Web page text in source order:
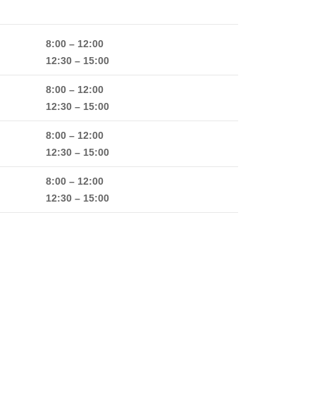
8:00 – 12:00
12:30 – 15:00
8:00 – 12:00
12:30 – 15:00
8:00 – 12:00
12:30 – 15:00
8:00 – 12:00
12:30 – 15:00